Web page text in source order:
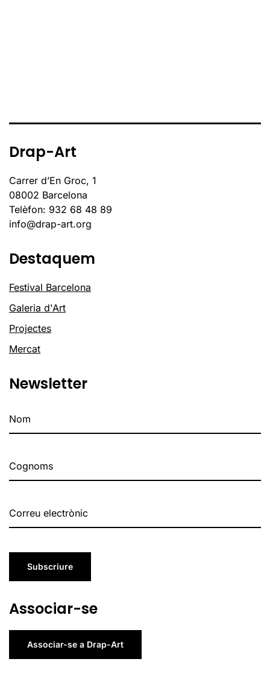
Drap-Art
Carrer d’En Groc, 1
08002 Barcelona
Telèfon: 932 68 48 89
info@drap-art.org
Destaquem
Festival Barcelona
Galeria d'Art
Projectes
Mercat
Newsletter
Subscriure
Associar-se
Associar-se a Drap-Art